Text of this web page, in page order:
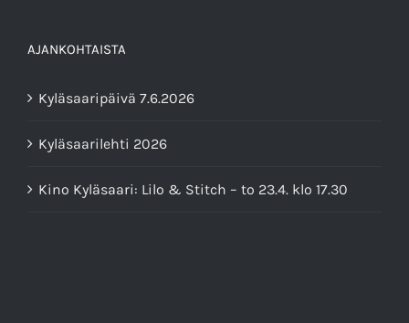
AJANKOHTAISTA
Kyläsaaripäivä 7.6.2026
Kyläsaarilehti 2026
Kino Kyläsaari: Lilo & Stitch – to 23.4. klo 17.30